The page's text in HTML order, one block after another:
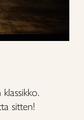
sitten!